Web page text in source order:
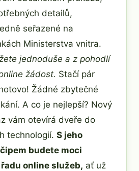
detailů,
seřazené na
Ministerstva vnitra.
jednoduše a z pohodlí
žádost. Stačí pár
Žádné zbytečné
A co je nejlepší? Nový
vám otevírá dveře do
technologií. S jeho
budete moci
online služeb, ať už